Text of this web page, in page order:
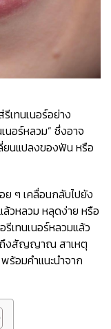
เทนเนอร์อย่าง
นอร์หลวม” ซึ่งอาจ
ยนแปลงของฟัน หรือ
ย ๆ เคลื่อนกลับไปยัง
ล้วหลวม หลุดง่าย หรือ
รีเทนเนอร์หลวมแล้ว
ถึงสัญญาณ สาเหตุ
ร้อมคำแนะนำจาก